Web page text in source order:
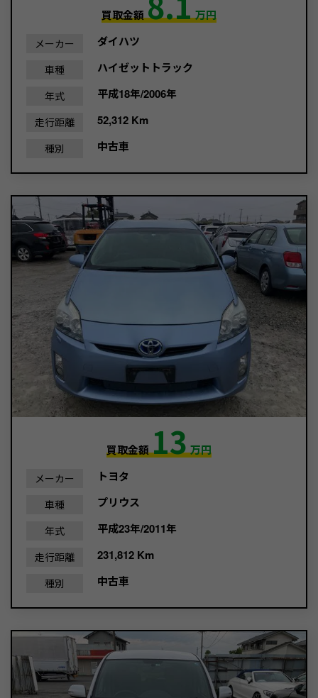
買取金額 万円
メーカー ダイハツ
車種 ハイゼットトラック
年式 平成18年/2006年
走行距離 52,312 Km
種別 中古車
買取金額13万円
メーカー トヨタ
車種 プリウス
年式 平成23年/2011年
走行距離 231,812 Km
種別 中古車